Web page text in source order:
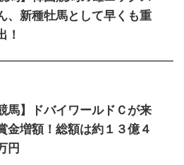
、新種牡馬として早くも重
！
馬】ドバイワールドＣが来
金増額！総額は約１３億４
円